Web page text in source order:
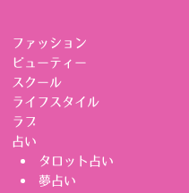
ファッション
ビューティー
スクール
ライフスタイル
ラブ
占い
タロット占い
夢占い